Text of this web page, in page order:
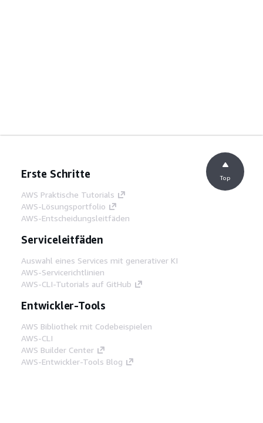
Erste Schritte
AWS Praktische Tutorials
AWS-Lösungsportfolio
AWS-Entscheidungsleitfäden
Serviceleitfäden
Auswahl eines Services mit generativer KI
AWS-Servicerichtlinien
AWS-CLI-Tutorials auf GitHub
Entwickler-Tools
AWS Bibliothek mit Codebeispielen
AWS-CLI
AWS Builder Center
AWS-Entwickler-Tools Blog
Top